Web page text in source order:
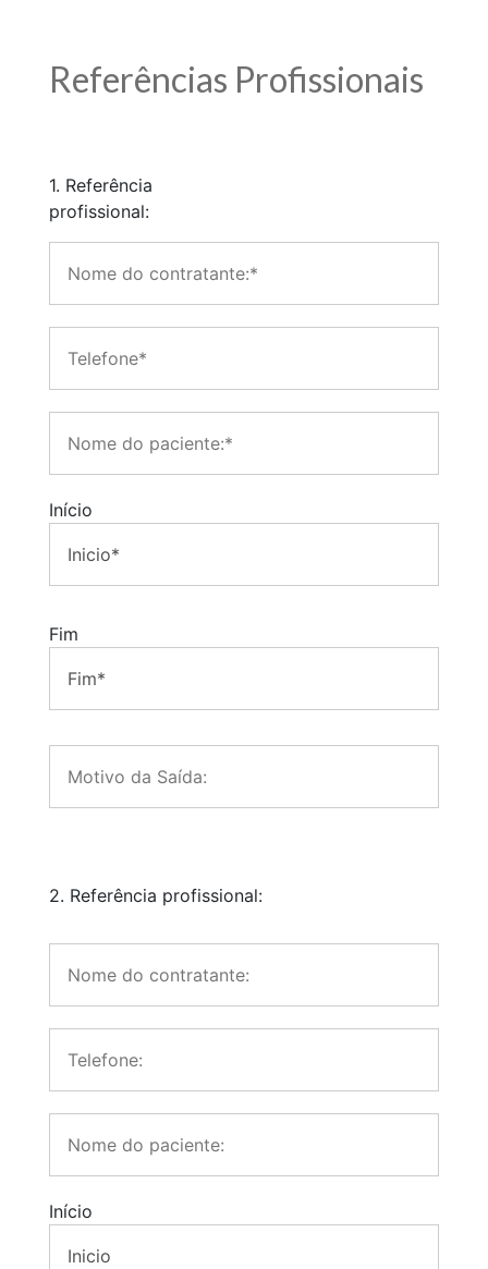
Referências Profissionais
1. Referência
profissional:
Início
Fim
2. Referência profissional:
Início